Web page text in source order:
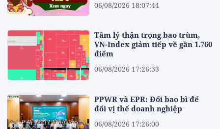
06/08/2026 18:07:44
Tâm lý thận trọng bao trùm,
VN-Index giảm tiếp về gần 1.760
điểm
06/08/2026 17:26:33
PPWR và EPR: Đổi bao bì để
đổi vị thế doanh nghiệp
06/08/2026 17:26:00